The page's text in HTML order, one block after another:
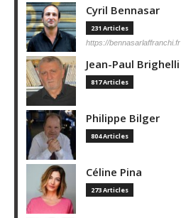
Cyril Bennasar
231 Articles
https://bennasarlaffranchi.fr
Jean-Paul Brighelli
817 Articles
Philippe Bilger
804 Articles
Céline Pina
273 Articles